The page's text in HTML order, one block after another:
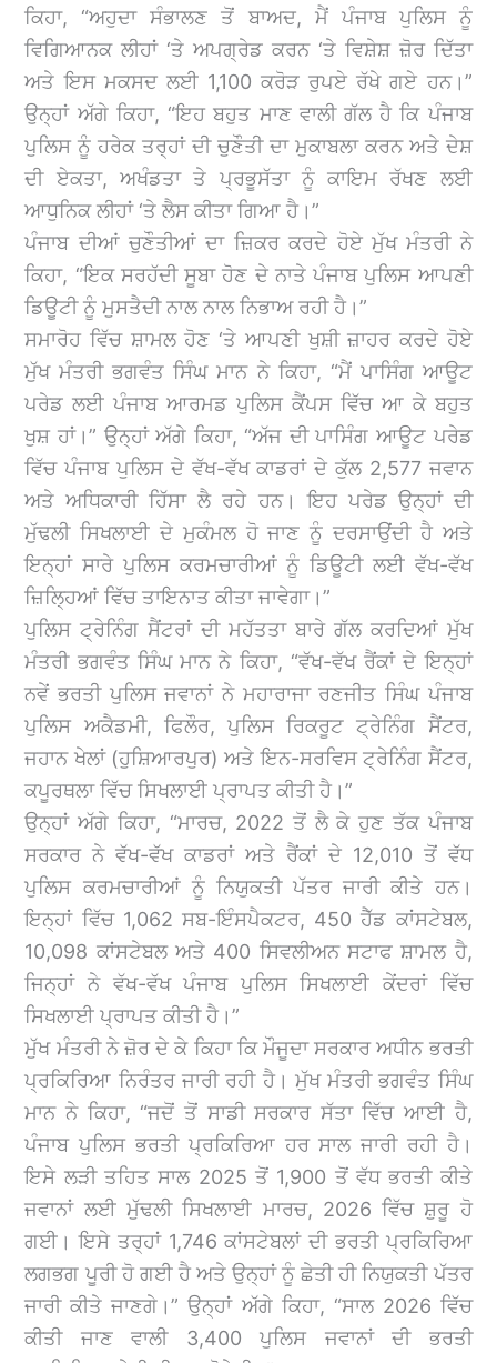
ਕਿਹਾ, “ਅਹੁਦਾ ਸੰਭਾਲਣ ਤੋਂ ਬਾਅਦ, ਮੈਂ ਪੰਜਾਬ ਪੁਲਿਸ ਨੂੰ
ਵਿਗਿਆਨਕ ਲੀਹਾਂ ‘ਤੇ ਅਪਗ੍ਰੇਡ ਕਰਨ ‘ਤੇ ਵਿਸ਼ੇਸ਼ ਜ਼ੋਰ ਦਿੱਤਾ
ਅਤੇ ਇਸ ਮਕਸਦ ਲਈ 1,100 ਕਰੋੜ ਰੁਪਏ ਰੱਖੇ ਗਏ ਹਨ।”
ਉਨ੍ਹਾਂ ਅੱਗੇ ਕਿਹਾ, “ਇਹ ਬਹੁਤ ਮਾਣ ਵਾਲੀ ਗੱਲ ਹੈ ਕਿ ਪੰਜਾਬ
ਪੁਲਿਸ ਨੂੰ ਹਰੇਕ ਤਰ੍ਹਾਂ ਦੀ ਚੁਣੌਤੀ ਦਾ ਮੁਕਾਬਲਾ ਕਰਨ ਅਤੇ ਦੇਸ਼
ਦੀ ਏਕਤਾ, ਅਖੰਡਤਾ ਤੇ ਪ੍ਰਭੂਸੱਤਾ ਨੂੰ ਕਾਇਮ ਰੱਖਣ ਲਈ
ਆਧੁਨਿਕ ਲੀਹਾਂ ‘ਤੇ ਲੈਸ ਕੀਤਾ ਗਿਆ ਹੈ।”
ਪੰਜਾਬ ਦੀਆਂ ਚੁਣੌਤੀਆਂ ਦਾ ਜ਼ਿਕਰ ਕਰਦੇ ਹੋਏ ਮੁੱਖ ਮੰਤਰੀ ਨੇ
ਕਿਹਾ, “ਇਕ ਸਰਹੱਦੀ ਸੂਬਾ ਹੋਣ ਦੇ ਨਾਤੇ ਪੰਜਾਬ ਪੁਲਿਸ ਆਪਣੀ
ਡਿਊਟੀ ਨੂੰ ਮੁਸਤੈਦੀ ਨਾਲ ਨਾਲ ਨਿਭਾਅ ਰਹੀ ਹੈ।”
ਸਮਾਰੋਹ ਵਿੱਚ ਸ਼ਾਮਲ ਹੋਣ ‘ਤੇ ਆਪਣੀ ਖੁਸ਼ੀ ਜ਼ਾਹਰ ਕਰਦੇ ਹੋਏ
ਮੁੱਖ ਮੰਤਰੀ ਭਗਵੰਤ ਸਿੰਘ ਮਾਨ ਨੇ ਕਿਹਾ, “ਮੈਂ ਪਾਸਿੰਗ ਆਊਟ
ਪਰੇਡ ਲਈ ਪੰਜਾਬ ਆਰਮਡ ਪੁਲਿਸ ਕੈਂਪਸ ਵਿੱਚ ਆ ਕੇ ਬਹੁਤ
ਖੁਸ਼ ਹਾਂ।” ਉਨ੍ਹਾਂ ਅੱਗੇ ਕਿਹਾ, “ਅੱਜ ਦੀ ਪਾਸਿੰਗ ਆਊਟ ਪਰੇਡ
ਵਿੱਚ ਪੰਜਾਬ ਪੁਲਿਸ ਦੇ ਵੱਖ-ਵੱਖ ਕਾਡਰਾਂ ਦੇ ਕੁੱਲ 2,577 ਜਵਾਨ
ਅਤੇ ਅਧਿਕਾਰੀ ਹਿੱਸਾ ਲੈ ਰਹੇ ਹਨ। ਇਹ ਪਰੇਡ ਉਨ੍ਹਾਂ ਦੀ
ਮੁੱਢਲੀ ਸਿਖਲਾਈ ਦੇ ਮੁਕੰਮਲ ਹੋ ਜਾਣ ਨੂੰ ਦਰਸਾਉਂਦੀ ਹੈ ਅਤੇ
ਇਨ੍ਹਾਂ ਸਾਰੇ ਪੁਲਿਸ ਕਰਮਚਾਰੀਆਂ ਨੂੰ ਡਿਊਟੀ ਲਈ ਵੱਖ-ਵੱਖ
ਜ਼ਿਲ੍ਹਿਆਂ ਵਿੱਚ ਤਾਇਨਾਤ ਕੀਤਾ ਜਾਵੇਗਾ।”
ਪੁਲਿਸ ਟ੍ਰੇਨਿੰਗ ਸੈਂਟਰਾਂ ਦੀ ਮਹੱਤਤਾ ਬਾਰੇ ਗੱਲ ਕਰਦਿਆਂ ਮੁੱਖ
ਮੰਤਰੀ ਭਗਵੰਤ ਸਿੰਘ ਮਾਨ ਨੇ ਕਿਹਾ, “ਵੱਖ-ਵੱਖ ਰੈਂਕਾਂ ਦੇ ਇਨ੍ਹਾਂ
ਨਵੇਂ ਭਰਤੀ ਪੁਲਿਸ ਜਵਾਨਾਂ ਨੇ ਮਹਾਰਾਜਾ ਰਣਜੀਤ ਸਿੰਘ ਪੰਜਾਬ
ਪੁਲਿਸ ਅਕੈਡਮੀ, ਫਿਲੌਰ, ਪੁਲਿਸ ਰਿਕਰੂਟ ਟ੍ਰੇਨਿੰਗ ਸੈਂਟਰ,
ਜਹਾਨ ਖੇਲਾਂ (ਹੁਸ਼ਿਆਰਪੁਰ) ਅਤੇ ਇਨ-ਸਰਵਿਸ ਟ੍ਰੇਨਿੰਗ ਸੈਂਟਰ,
ਕਪੂਰਥਲਾ ਵਿੱਚ ਸਿਖਲਾਈ ਪ੍ਰਾਪਤ ਕੀਤੀ ਹੈ।”
ਉਨ੍ਹਾਂ ਅੱਗੇ ਕਿਹਾ, “ਮਾਰਚ, 2022 ਤੋਂ ਲੈ ਕੇ ਹੁਣ ਤੱਕ ਪੰਜਾਬ
ਸਰਕਾਰ ਨੇ ਵੱਖ-ਵੱਖ ਕਾਡਰਾਂ ਅਤੇ ਰੈਂਕਾਂ ਦੇ 12,010 ਤੋਂ ਵੱਧ
ਪੁਲਿਸ ਕਰਮਚਾਰੀਆਂ ਨੂੰ ਨਿਯੁਕਤੀ ਪੱਤਰ ਜਾਰੀ ਕੀਤੇ ਹਨ।
ਇਨ੍ਹਾਂ ਵਿੱਚ 1,062 ਸਬ-ਇੰਸਪੈਕਟਰ, 450 ਹੈੱਡ ਕਾਂਸਟੇਬਲ,
10,098 ਕਾਂਸਟੇਬਲ ਅਤੇ 400 ਸਿਵਲੀਅਨ ਸਟਾਫ ਸ਼ਾਮਲ ਹੈ,
ਜਿਨ੍ਹਾਂ ਨੇ ਵੱਖ-ਵੱਖ ਪੰਜਾਬ ਪੁਲਿਸ ਸਿਖਲਾਈ ਕੇਂਦਰਾਂ ਵਿੱਚ
ਸਿਖਲਾਈ ਪ੍ਰਾਪਤ ਕੀਤੀ ਹੈ।”
ਮੁੱਖ ਮੰਤਰੀ ਨੇ ਜ਼ੋਰ ਦੇ ਕੇ ਕਿਹਾ ਕਿ ਮੌਜੂਦਾ ਸਰਕਾਰ ਅਧੀਨ ਭਰਤੀ
ਪ੍ਰਕਿਰਿਆ ਨਿਰੰਤਰ ਜਾਰੀ ਰਹੀ ਹੈ। ਮੁੱਖ ਮੰਤਰੀ ਭਗਵੰਤ ਸਿੰਘ
ਮਾਨ ਨੇ ਕਿਹਾ, “ਜਦੋਂ ਤੋਂ ਸਾਡੀ ਸਰਕਾਰ ਸੱਤਾ ਵਿੱਚ ਆਈ ਹੈ,
ਪੰਜਾਬ ਪੁਲਿਸ ਭਰਤੀ ਪ੍ਰਕਿਰਿਆ ਹਰ ਸਾਲ ਜਾਰੀ ਰਹੀ ਹੈ।
ਇਸੇ ਲੜੀ ਤਹਿਤ ਸਾਲ 2025 ਤੋਂ 1,900 ਤੋਂ ਵੱਧ ਭਰਤੀ ਕੀਤੇ
ਜਵਾਨਾਂ ਲਈ ਮੁੱਢਲੀ ਸਿਖਲਾਈ ਮਾਰਚ, 2026 ਵਿੱਚ ਸ਼ੁਰੂ ਹੋ
ਗਈ। ਇਸੇ ਤਰ੍ਹਾਂ 1,746 ਕਾਂਸਟੇਬਲਾਂ ਦੀ ਭਰਤੀ ਪ੍ਰਕਿਰਿਆ
ਲਗਭਗ ਪੂਰੀ ਹੋ ਗਈ ਹੈ ਅਤੇ ਉਨ੍ਹਾਂ ਨੂੰ ਛੇਤੀ ਹੀ ਨਿਯੁਕਤੀ ਪੱਤਰ
ਜਾਰੀ ਕੀਤੇ ਜਾਣਗੇ।” ਉਨ੍ਹਾਂ ਅੱਗੇ ਕਿਹਾ, “ਸਾਲ 2026 ਵਿੱਚ
ਕੀਤੀ ਜਾਣ ਵਾਲੀ 3,400 ਪੁਲਿਸ ਜਵਾਨਾਂ ਦੀ ਭਰਤੀ